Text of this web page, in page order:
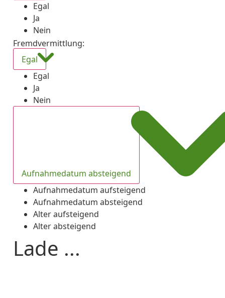
Egal
Ja
Nein
Fremdvermittlung:
Egal
Egal
Ja
Nein
Aufnahmedatum absteigend
Aufnahmedatum aufsteigend
Aufnahmedatum absteigend
Alter aufsteigend
Alter absteigend
Lade ...